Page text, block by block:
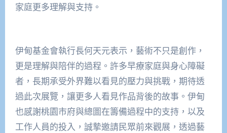
家庭更多理解與支持。
伊甸基金會執行長何天元表示，藝術不只是創作，
更是理解與陪伴的過程。許多早療家庭與身心障礙
者，長期承受外界難以看見的壓力與挑戰，期待透
過此次展覽，讓更多人看見作品背後的故事。伊甸
也感謝桃園市府與總圖在籌備過程中的支持，以及
工作人員的投入，誠摯邀請民眾前來觀展，透過藝